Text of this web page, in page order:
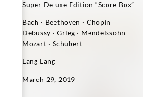
Super Deluxe Edition “Score Box”
Bach · Beethoven · Chopin
Debussy · Grieg · Mendelssohn
Mozart · Schubert
Lang Lang
March 29, 2019